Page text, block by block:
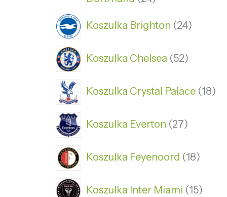
Koszulka Brighton 24
Koszulka Chelsea 52
Koszulka Crystal Palace 18
Koszulka Everton 27
Koszulka Feyenoord 18
Koszulka Inter Miami 15